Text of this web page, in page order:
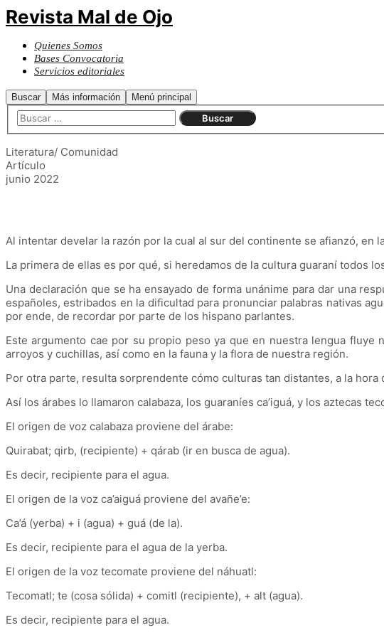
Revista Mal de Ojo
Quienes Somos
Bases Convocatoria
Servicios editoriales
Buscar Más información Menú principal
Literatura/ Comunidad
Artículo
junio 2022
Al intentar develar la razón por la cual al sur del continente se afianzó, en
La primera de ellas es por qué, si heredamos de la cultura guaraní todos
Una declaración que se ha ensayado de forma unánime para dar una
españoles, estribados en la dificultad para pronunciar palabras nativas
por ende, de recordar por parte de los hispano parlantes.
Este argumento cae por su propio peso ya que en nuestra lengua fluye
arroyos y cuchillas, así como en la fauna y la flora de nuestra región.
Por otra parte, resulta sorprendente cómo culturas tan distantes, a la
Así los árabes lo llamaron calabaza, los guaraníes ca’iguá, y los aztecas
El origen de voz calabaza proviene del árabe:
Quirabat; qirb, (recipiente) + qárab (ir en busca de agua).
Es decir, recipiente para el agua.
El origen de la voz ca’aiguá proviene del avañe’e:
Ca’á (yerba) + i (agua) + guá (de la).
Es decir, recipiente para el agua de la yerba.
El origen de la voz tecomate proviene del náhuatl:
Tecomatl; te (cosa sólida) + comitl (recipiente), + alt (agua).
Es decir, recipiente para el agua.